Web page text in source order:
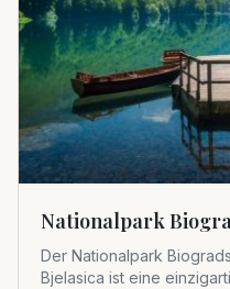
Nationalpark
Der Nationalpark
Bjelasica ist eine